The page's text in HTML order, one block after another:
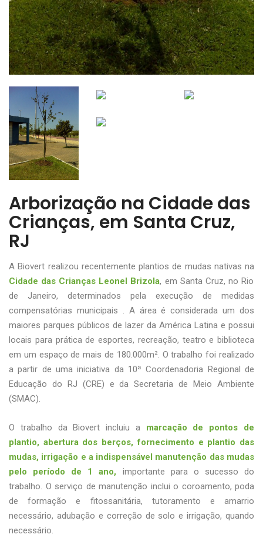
Arborização na Cidade das
Crianças, em Santa Cruz,
RJ
A Biovert realizou recentemente plantios de mudas nativas na
Cidade das Crianças Leonel Brizola, em Santa Cruz, no Rio
de Janeiro, determinados pela execução de medidas
compensatórias municipais . A área é considerada um dos
maiores parques públicos de lazer da América Latina e possui
locais para prática de esportes, recreação, teatro e biblioteca
em um espaço de mais de 180.000m². O trabalho foi realizado
a partir de uma iniciativa da 10ª Coordenadoria Regional de
Educação do RJ (CRE) e da Secretaria de Meio Ambiente
(SMAC).
O trabalho da Biovert incluiu a marcação de pontos de
plantio, abertura dos berços, fornecimento e plantio das
mudas, irrigação e a indispensável manutenção das mudas
pelo período de 1 ano, importante para o sucesso do
trabalho. O serviço de manutenção inclui o coroamento, poda
de formação e fitossanitária, tutoramento e amarrio
necessário, adubação e correção de solo e irrigação, quando
necessário.